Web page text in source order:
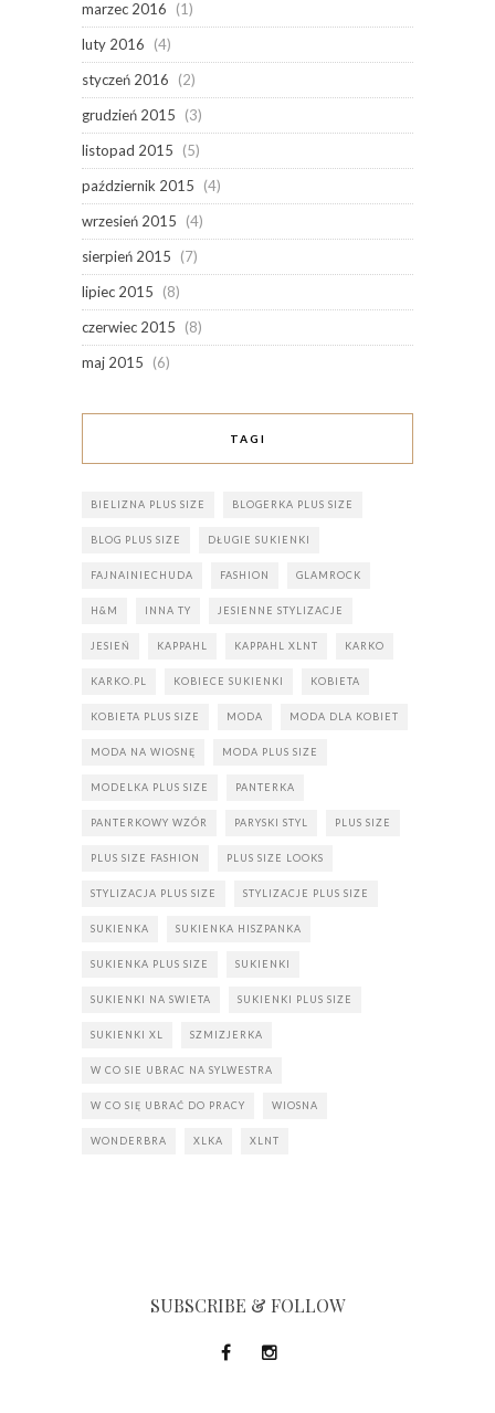
marzec 2016
(1)
luty 2016
(4)
styczeń 2016
(2)
grudzień 2015
(3)
listopad 2015
(5)
październik 2015
(4)
wrzesień 2015
(4)
sierpień 2015
(7)
lipiec 2015
(8)
czerwiec 2015
(8)
maj 2015
(6)
TAGI
BIELIZNA PLUS SIZE BLOGERKA PLUS SIZE
BLOG PLUS SIZE DŁUGIE SUKIENKI
FAJNAINIECHUDA FASHION GLAMROCK
H&M INNA TY JESIENNE STYLIZACJE
JESIEŃ KAPPAHL KAPPAHL XLNT KARKO
KARKO.PL KOBIECE SUKIENKI KOBIETA
KOBIETA PLUS SIZE MODA MODA DLA KOBIET
MODA NA WIOSNĘ MODA PLUS SIZE
MODELKA PLUS SIZE PANTERKA
PANTERKOWY WZÓR PARYSKI STYL PLUS SIZE
PLUS SIZE FASHION PLUS SIZE LOOKS
STYLIZACJA PLUS SIZE STYLIZACJE PLUS SIZE
SUKIENKA SUKIENKA HISZPANKA
SUKIENKA PLUS SIZE SUKIENKI
SUKIENKI NA SWIETA SUKIENKI PLUS SIZE
SUKIENKI XL SZMIZJERKA
W CO SIE UBRAC NA SYLWESTRA
W CO SIĘ UBRAĆ DO PRACY WIOSNA
WONDERBRA XLKA XLNT
SUBSCRIBE & FOLLOW